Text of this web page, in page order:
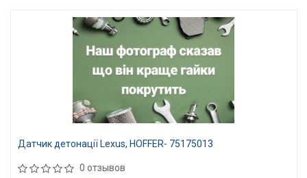
Датчик детонації Lexus, HOFFER- 75175013
0 отзывов